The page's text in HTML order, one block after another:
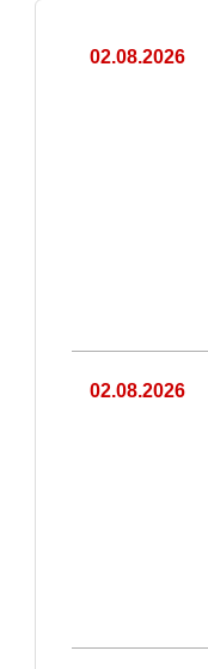
02.08.2026
02.08.2026